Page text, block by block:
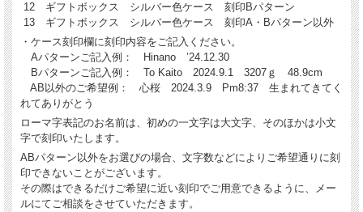
12 ギフトボックス シルバー色ケース 刻印Bパターン
13 ギフトボックス シルバー色ケース 刻印A・Bパターン以外
・ケース刻印欄に刻印内容をご記入ください。
Aパターンご記入例： Hinano ’24.12.30
Bパターンご記入例： To Kaito 2024.9.1 3207ｇ 48.9cm
AB以外のご希望例： 心桜 2024.3.9 Pm8:37 生まれてきてく
れてありがとう
ローマ字表記のお名前は、初めの一文字は大文字、そのほかは小文
字で刻印いたします。
ABパターン以外をお選びの場合、文字数などによりご希望通りに刻
印できないことがございます。
その際はできるだけご希望に近い刻印でご用意できるように、メー
ルにてご相談をさせていただきます。